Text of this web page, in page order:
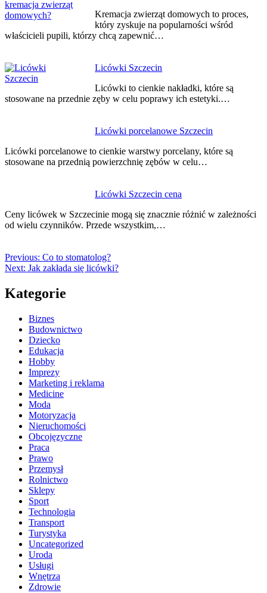
Kremacja zwierząt domowych to proces,
który zyskuje na popularności wśród
właścicieli pupili, którzy chcą zapewnić…
Licówki Szczecin
Licówki to cienkie nakładki, które są
stosowane na przednie zęby w celu poprawy ich estetyki.…
Licówki porcelanowe Szczecin
Licówki porcelanowe to cienkie warstwy porcelany, które są
stosowane na przednią powierzchnię zębów w celu…
Licówki Szczecin cena
Ceny licówek w Szczecinie mogą się znacznie różnić w zależności
od wielu czynników. Przede wszystkim,…
Previous: Co to stomatolog?
Next: Jak zakłada się licówki?
Kategorie
Biznes
Budownictwo
Dziecko
Edukacja
Hobby
Imprezy
Marketing i reklama
Medicine
Moda
Motoryzacja
Nieruchomości
Obcojęzyczne
Praca
Prawo
Przemysł
Rolnictwo
Sklepy
Sport
Technologia
Transport
Turystyka
Uncategorized
Uroda
Usługi
Wnętrza
Zdrowie